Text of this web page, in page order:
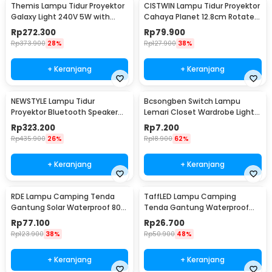
Themis Lampu Tidur Proyektor
Galaxy Light 240V 5W with
Remote Control - HR-A1
Rp272.300
Rp373.900 28%
+ Keranjang
CISTWIN Lampu Tidur Proyektor
Cahaya Planet 12.8cm Rotate
with 6 Film - PT-521
Rp79.900
Rp127.900 38%
+ Keranjang
NEWSTYLE Lampu Tidur
Proyektor Bluetooth Speaker
220V with Remote - GX-334
Rp323.200
Rp435.900 26%
+ Keranjang
Bcsongben Switch Lampu
Lemari Closet Wardrobe Light
Automatic Switch - YGKG1
Rp7.200
Rp18.900 62%
+ Keranjang
RDE Lampu Camping Tenda
Gantung Solar Waterproof 800
Lumens 2400mAh - HS-V65
Rp77.100
Rp123.900 38%
+ Keranjang
TaffLED Lampu Camping
Tenda Gantung Waterproof
150 Lumens 800mAh - 511
Rp26.700
Rp50.900 48%
+ Keranjang